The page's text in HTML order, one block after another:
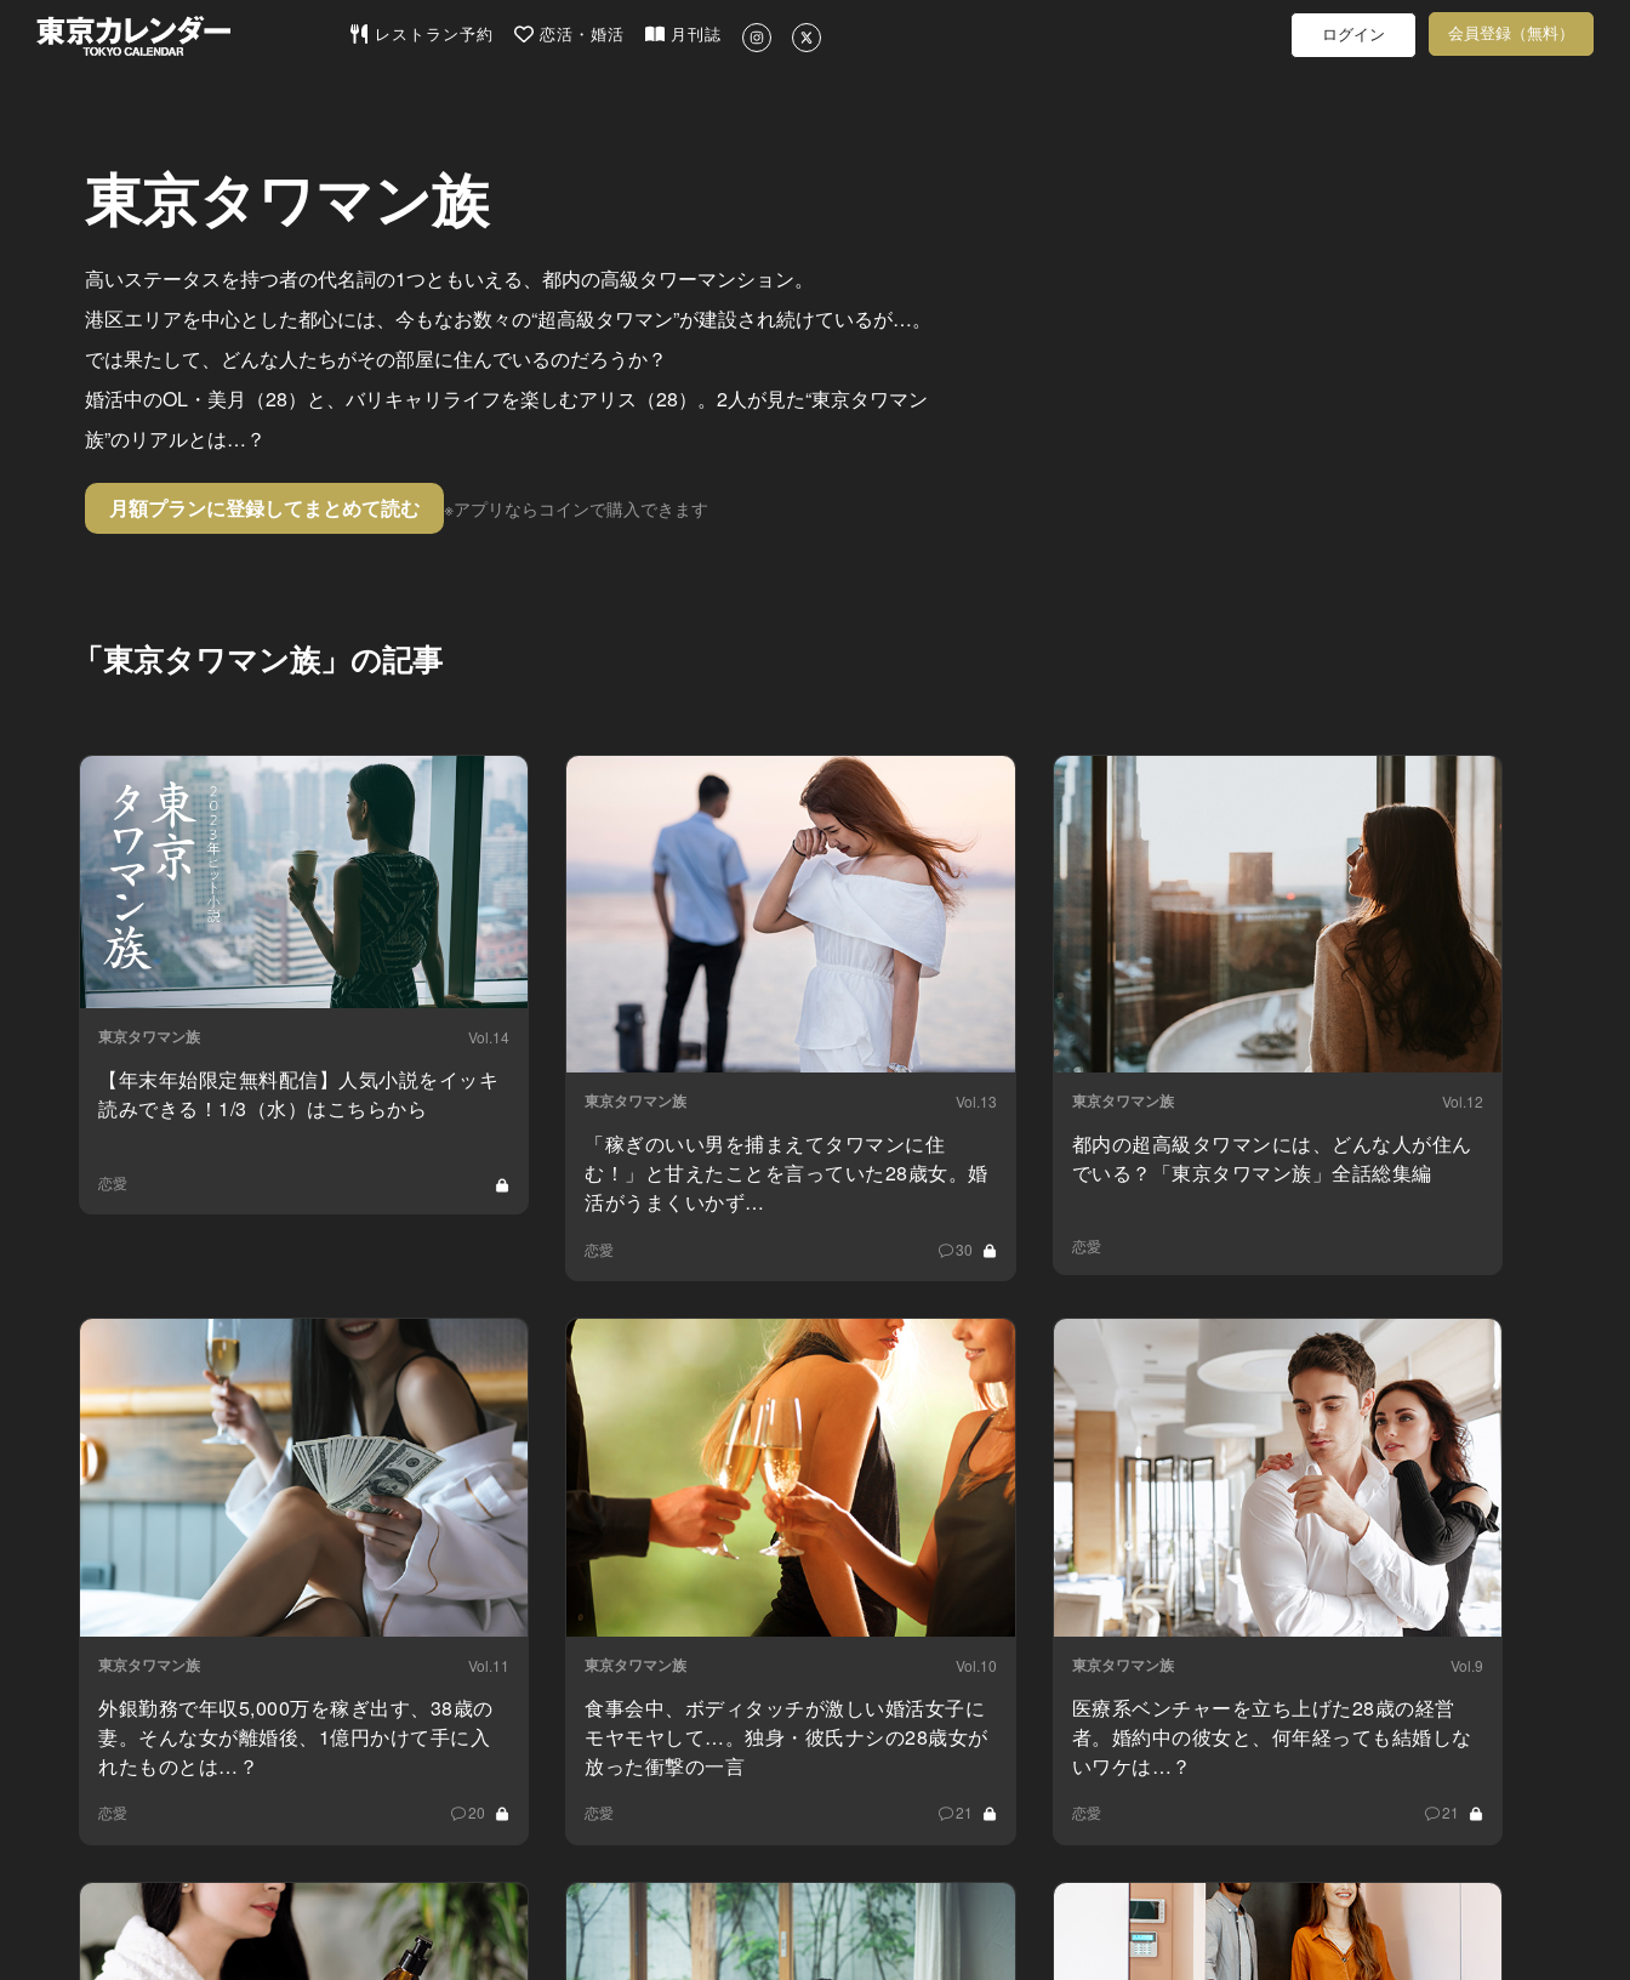
東京カレンダー | 最新のグルメ、洗練されたライフスタイル情報
レストラン予約 恋活・婚活 月刊誌 ログイン 会員登録（無料）
東京タワマン族
高いステータスを持つ者の代名詞の1つともいえる、都内の高級タワーマンション。
港区エリアを中心とした都心には、今もなお数々の“超高級タワマン”が建設され続けているが…。
では果たして、どんな人たちがその部屋に住んでいるのだろうか？
婚活中のOL・美月（28）と、バリキャリライフを楽しむアリス（28）。2人が見た“東京タワマン
族”のリアルとは…？
月額プランに登録してまとめて読む ※アプリならコインで購入できます
「東京タワマン族」の記事
東京タワマン族 Vol.14
【年末年始限定無料配信】人気小説をイッキ
読みできる！1/3（水）はこちらから
恋愛
東京タワマン族 Vol.13
「稼ぎのいい男を捕まえてタワマンに住
む！」と甘えたことを言っていた28歳女。婚
活がうまくいかず…
恋愛 30
東京タワマン族 Vol.12
都内の超高級タワマンには、どんな人が住ん
でいる？「東京タワマン族」全話総集編
恋愛
東京タワマン族 Vol.11
外銀勤務で年収5,000万を稼ぎ出す、38歳の
妻。そんな女が離婚後、1億円かけて手に入
れたものとは…？
恋愛 20
東京タワマン族 Vol.10
食事会中、ボディタッチが激しい婚活女子に
モヤモヤして…。独身・彼氏ナシの28歳女が
放った衝撃の一言
恋愛 21
東京タワマン族 Vol.9
医療系ベンチャーを立ち上げた28歳の経営
者。婚約中の彼女と、何年経っても結婚しな
いワケは…？
恋愛 21